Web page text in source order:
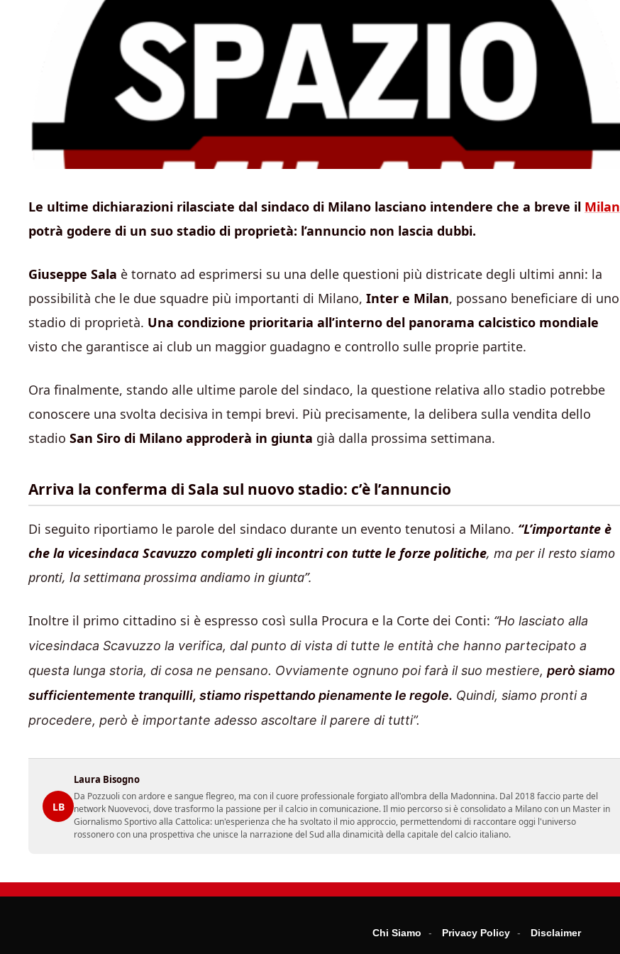
Le ultime dichiarazioni rilasciate dal sindaco di Milano lasciano intendere che a breve il Milan
potrà godere di un suo stadio di proprietà: l’annuncio non lascia dubbi.
Giuseppe Sala è tornato ad esprimersi su una delle questioni più districate degli ultimi anni: la
possibilità che le due squadre più importanti di Milano, Inter e Milan, possano beneficiare di uno
stadio di proprietà. Una condizione prioritaria all’interno del panorama calcistico mondiale
visto che garantisce ai club un maggior guadagno e controllo sulle proprie partite.
Ora finalmente, stando alle ultime parole del sindaco, la questione relativa allo stadio potrebbe
conoscere una svolta decisiva in tempi brevi. Più precisamente, la delibera sulla vendita dello
stadio San Siro di Milano approderà in giunta già dalla prossima settimana.
Arriva la conferma di Sala sul nuovo stadio: c’è l’annuncio
Di seguito riportiamo le parole del sindaco durante un evento tenutosi a Milano. “L’importante è
che la vicesindaca Scavuzzo completi gli incontri con tutte le forze politiche, ma per il resto siamo
pronti, la settimana prossima andiamo in giunta”.
Inoltre il primo cittadino si è espresso così sulla Procura e la Corte dei Conti: “Ho lasciato alla
vicesindaca Scavuzzo la verifica, dal punto di vista di tutte le entità che hanno partecipato a
questa lunga storia, di cosa ne pensano. Ovviamente ognuno poi farà il suo mestiere, però siamo
sufficientemente tranquilli, stiamo rispettando pienamente le regole. Quindi, siamo pronti a
procedere, però è importante adesso ascoltare il parere di tutti”.
LB
Laura Bisogno
Da Pozzuoli con ardore e sangue flegreo, ma con il cuore professionale forgiato all'ombra della Madonnina. Dal 2018 faccio parte del
network Nuovevoci, dove trasformo la passione per il calcio in comunicazione. Il mio percorso si è consolidato a Milano con un Master in
Giornalismo Sportivo alla Cattolica: un'esperienza che ha svoltato il mio approccio, permettendomi di raccontare oggi l'universo
rossonero con una prospettiva che unisce la narrazione del Sud alla dinamicità della capitale del calcio italiano.
Chi Siamo Privacy Policy Disclaimer